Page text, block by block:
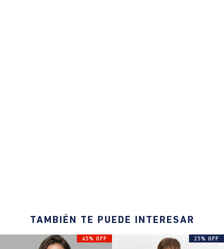
TAMBIÉN TE PUEDE INTERESAR
45% OFF 25% OFF